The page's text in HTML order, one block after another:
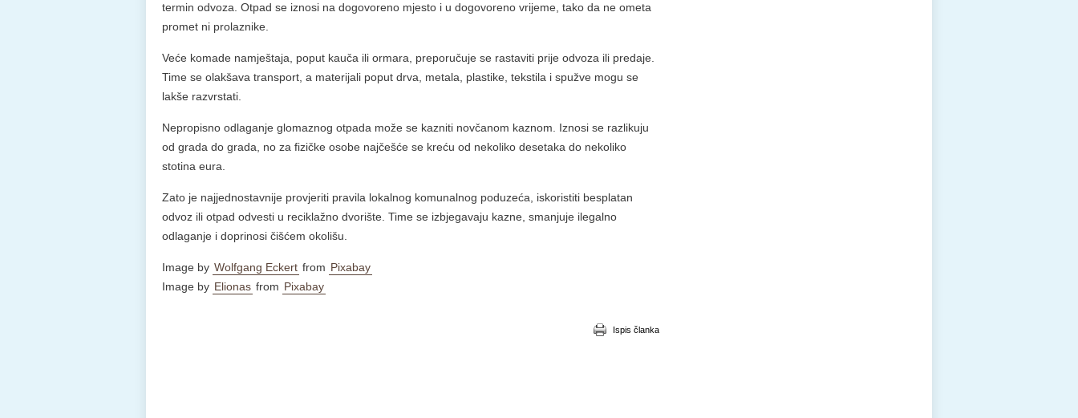
termin odvoza. Otpad se iznosi na dogovoreno mjesto i u dogovoreno vrijeme, tako da ne ometa
promet ni prolaznike.
Veće komade namještaja, poput kauča ili ormara, preporučuje se rastaviti prije odvoza ili predaje.
Time se olakšava transport, a materijali poput drva, metala, plastike, tekstila i spužve mogu se
lakše razvrstati.
Nepropisno odlaganje glomaznog otpada može se kazniti novčanom kaznom. Iznosi se razlikuju
od grada do grada, no za fizičke osobe najčešće se kreću od nekoliko desetaka do nekoliko
stotina eura.
Zato je najjednostavnije provjeriti pravila lokalnog komunalnog poduzeća, iskoristiti besplatan
odvoz ili otpad odvesti u reciklažno dvorište. Time se izbjegavaju kazne, smanjuje ilegalno
odlaganje i doprinosi čišćem okolišu.
Image by Wolfgang Eckert from Pixabay
Image by Elionas from Pixabay
Ispis članka